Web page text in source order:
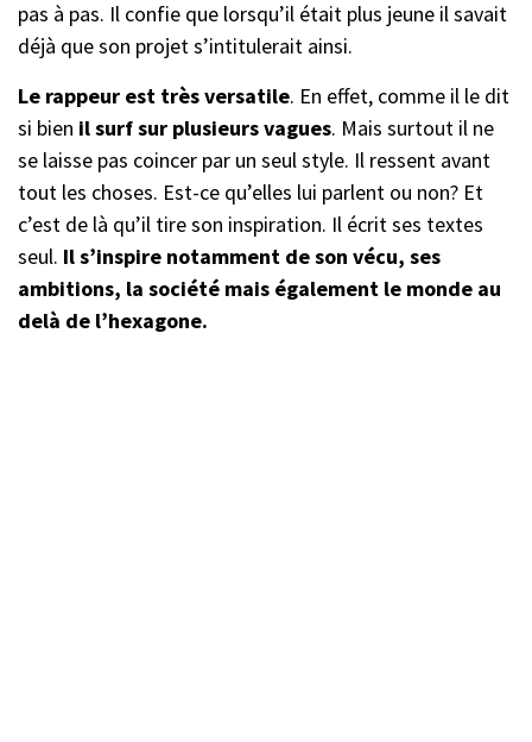
pas à pas. Il confie que lorsqu’il était plus jeune il savait
déjà que son projet s’intitulerait ainsi.
Le rappeur est très versatile. En effet, comme il le dit
si bien il surf sur plusieurs vagues. Mais surtout il ne
se laisse pas coincer par un seul style. Il ressent avant
tout les choses. Est-ce qu’elles lui parlent ou non? Et
c’est de là qu’il tire son inspiration. Il écrit ses textes
seul. Il s’inspire notamment de son vécu, ses
ambitions, la société mais également le monde au
delà de l’hexagone.